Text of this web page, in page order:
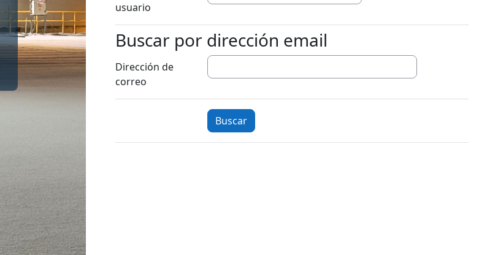
usuario
Buscar por dirección email
Buscar por dirección email
Dirección de
correo